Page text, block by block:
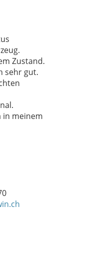
Zustand.
sehr gut.
in meinem